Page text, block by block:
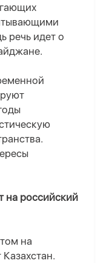
речь идет о
на российский
на